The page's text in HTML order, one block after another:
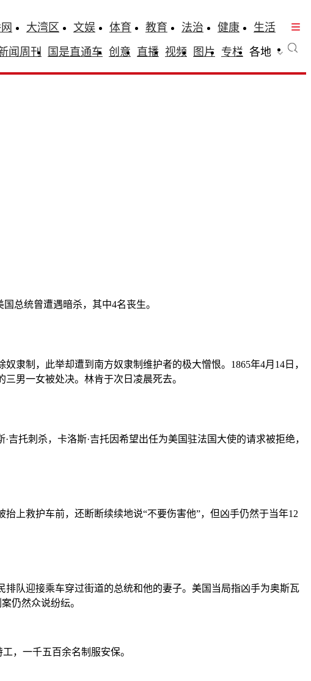
大湾区 文娱 体育 教育 法治 健康
生活
闻周刊 国是直通车 创意 直播 视频 图片 专栏 各地
总统曾遭遇暗杀，其中4名丧生。
制，此举却遭到南方奴隶制维护者的极大憎恨。1865年4月14日，
男一女被处决。林肯于次日凌晨死去。
托刺杀，卡洛斯·吉托因希望出任为美国驻法国大使的请求被拒绝，
上救护车前，还断断续续地说“不要伤害他”，但凶手仍然于当年12
队迎接乘车穿过街道的总统和他的妻子。美国当局指凶手为奥斯瓦
仍然众说纷纭。
，一千五百余名制服安保。